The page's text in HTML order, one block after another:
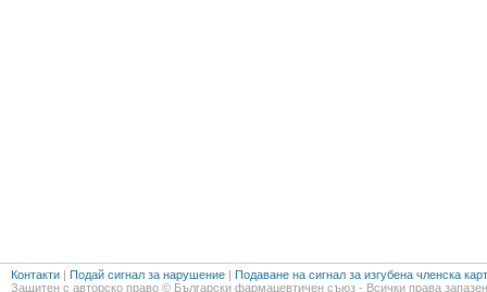
Контакти | Подай сигнал за нарушение | Подаване на сигнал за изгубена членска
Защитен с авторско право © Български фармацевтичен съюз - Всички права